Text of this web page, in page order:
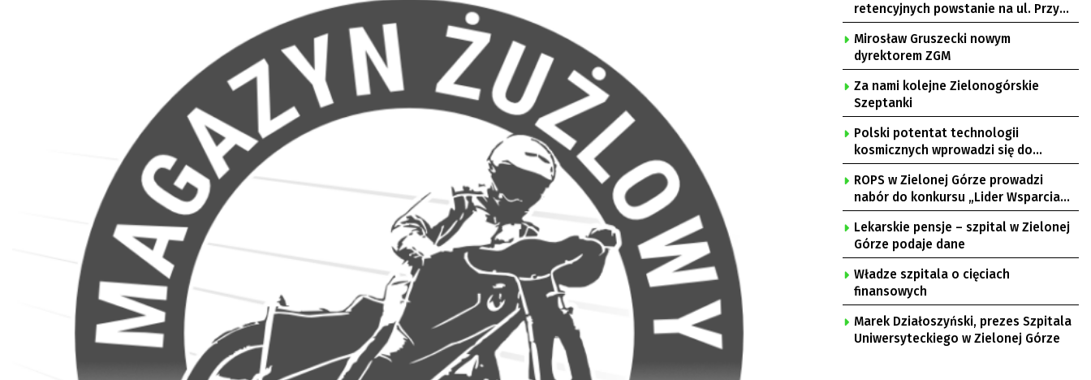
retencyjnych powstanie na ul. Przy
Gazowni
Mirosław Gruszecki nowym
dyrektorem ZGM
Za nami kolejne Zielonogórskie
Szeptanki
Polski potentat technologii
kosmicznych wprowadzi się do
Zielonej Góry
ROPS w Zielonej Górze prowadzi
nabór do konkursu „Lider Wsparcia
Seniora”
Lekarskie pensje – szpital w Zielonej
Górze podaje dane
Władze szpitala o cięciach
finansowych
Marek Działoszyński, prezes Szpitala
Uniwersyteckiego w Zielonej Górze